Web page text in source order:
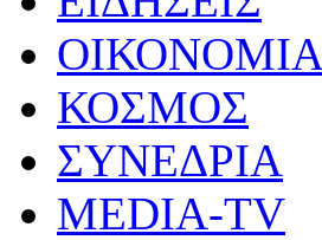
ΟΙΚΟΝΟΜΙΑ
ΚΟΣΜΟΣ
ΣΥΝΕΔΡΙΑ
MEDIA-TV